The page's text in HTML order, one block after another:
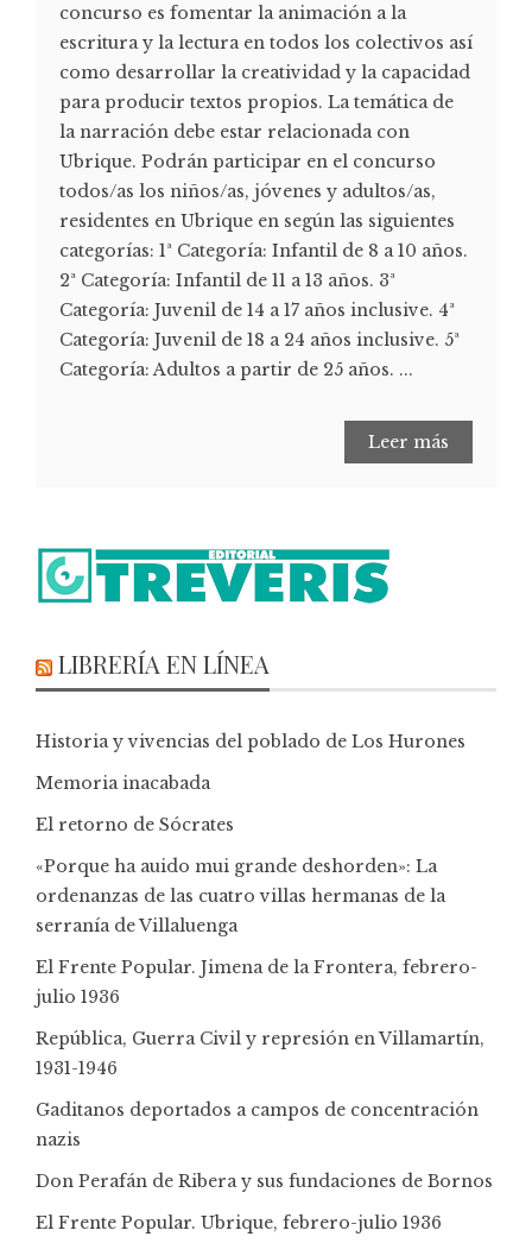
concurso es fomentar la animación a la
escritura y la lectura en todos los colectivos así
como desarrollar la creatividad y la capacidad
para producir textos propios. La temática de
la narración debe estar relacionada con
Ubrique. Podrán participar en el concurso
todos/as los niños/as, jóvenes y adultos/as,
residentes en Ubrique en según las siguientes
categorías: 1ª Categoría: Infantil de 8 a 10 años.
2ª Categoría: Infantil de 11 a 13 años. 3ª
Categoría: Juvenil de 14 a 17 años inclusive. 4ª
Categoría: Juvenil de 18 a 24 años inclusive. 5ª
Categoría: Adultos a partir de 25 años. ...
Leer más
LIBRERÍA EN LÍNEA
Historia y vivencias del poblado de Los Hurones
Memoria inacabada
El retorno de Sócrates
«Porque ha auido mui grande deshorden»: La
ordenanzas de las cuatro villas hermanas de la
serranía de Villaluenga
El Frente Popular. Jimena de la Frontera, febrero-
julio 1936
República, Guerra Civil y represión en Villamartín,
1931-1946
Gaditanos deportados a campos de concentración
nazis
Don Perafán de Ribera y sus fundaciones de Bornos
El Frente Popular. Ubrique, febrero-julio 1936